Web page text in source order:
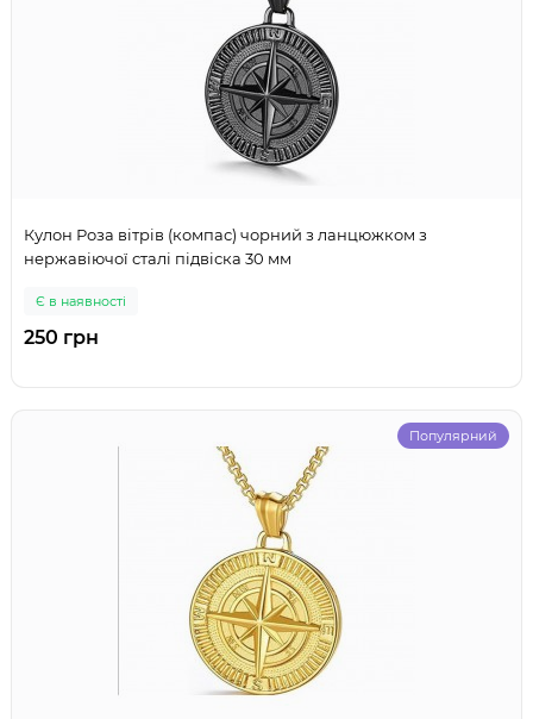
Кулон Роза вітрів (компас) чорний з ланцюжком з
нержавіючої сталі підвіска 30 мм
Є в наявності
250 грн
Популярний